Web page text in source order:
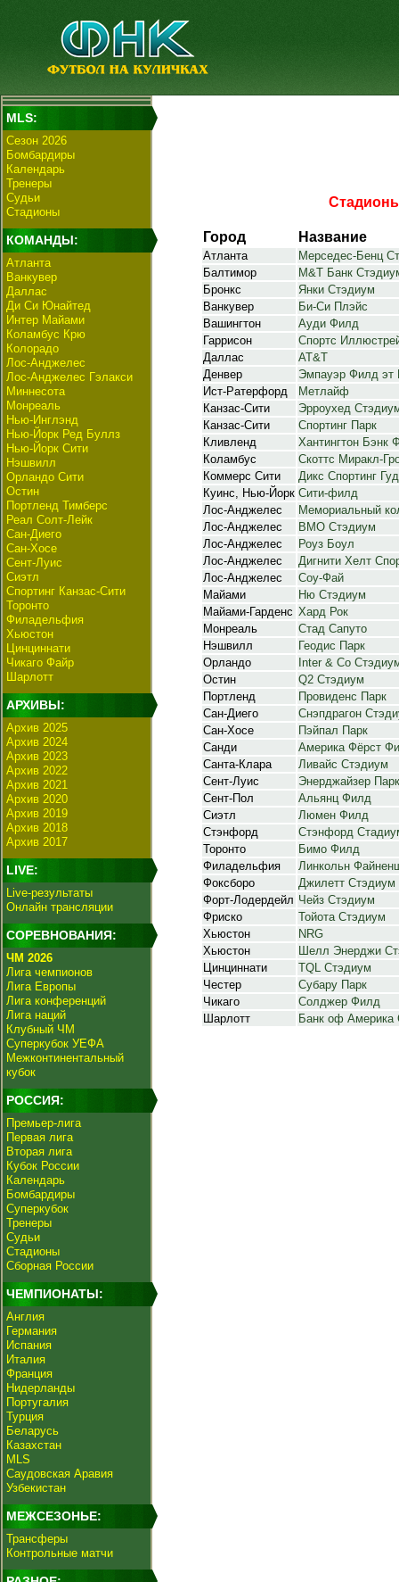
MLS:
Сезон 2026
Бомбардиры
Календарь
Тренеры
Судьи
Стадионы
КОМАНДЫ:
Атланта
Ванкувер
Даллас
Ди Си Юнайтед
Интер Майами
Коламбус Крю
Колорадо
Лос-Анджелес
Лос-Анджелес Гэлакси
Миннесота
Монреаль
Нью-Инглэнд
Нью-Йорк Ред Буллз
Нью-Йорк Сити
Нэшвилл
Орландо Сити
Остин
Портленд Тимберс
Реал Солт-Лейк
Сан-Диего
Сан-Хосе
Сент-Луис
Сиэтл
Спортинг Канзас-Сити
Торонто
Филадельфия
Хьюстон
Цинциннати
Чикаго Файр
Шарлотт
АРХИВЫ:
Архив 2025
Архив 2024
Архив 2023
Архив 2022
Архив 2021
Архив 2020
Архив 2019
Архив 2018
Архив 2017
LIVE:
Live-результаты
Онлайн трансляции
СОРЕВНОВАНИЯ:
ЧМ 2026
Лига чемпионов
Лига Европы
Лига конференций
Лига наций
Клубный ЧМ
Суперкубок УЕФА
Межконтинентальный
кубок
РОССИЯ:
Премьер-лига
Первая лига
Вторая лига
Кубок России
Календарь
Бомбардиры
Суперкубок
Тренеры
Судьи
Стадионы
Сборная России
ЧЕМПИОНАТЫ:
Англия
Германия
Испания
Италия
Франция
Нидерланды
Португалия
Турция
Беларусь
Казахстан
MLS
Саудовская Аравия
Узбекистан
МЕЖСЕЗОНЬЕ:
Трансферы
Контрольные матчи
Город Название
Атланта
Мерседес-Бенц
Балтимор
M&T Банк
Бронкс
Янки Стэдиум
Ванкувер
Би-Си Плэйс
Вашингтон
Ауди Филд
Гаррисон
Спортс
Даллас
AT&T
Денвер
Эмпауэр Филд эт
Ист-Ратерфорд
Метлайф
Канзас-Сити
Эрроухед
Канзас-Сити
Спортинг Парк
Кливленд
Хантингтон Бэнк
Коламбус
Скоттс Миракл-
Коммерс Сити
Дикс Спортинг
Куинс, Нью-Йорк Сити-филд
Лос-Анджелес
Мемориальный
Лос-Анджелес
BMO Стэдиум
Лос-Анджелес
Роуз Боул
Лос-Анджелес
Дигнити Хелт
Лос-Анджелес
Соу-Фай
Майами
Ню Стэдиум
Майами-Гарденс Хард Рок
Монреаль
Стад Сапуто
Нэшвилл
Геодис Парк
Орландо
Inter & Co
Остин
Q2 Стэдиум
Портленд
Провиденс Парк
Сан-Диего
Снэпдрагон
Сан-Хосе
Пэйпал Парк
Санди
Америка Фёрст
Санта-Клара
Ливайс Стэдиум
Сент-Луис
Энерджайзер Парк
Сент-Пол
Альянц Филд
Сиэтл
Люмен Филд
Стэнфорд
Стэнфорд
Торонто
Бимо Филд
Филадельфия
Линкольн
Фоксборо
Джилетт Стэдиум
Форт-Лодердейл Чейз Стэдиум
Фриско
Тойота Стэдиум
Хьюстон
NRG
Хьюстон
Шелл Энерджи
Цинциннати
TQL Стэдиум
Честер
Субару Парк
Чикаго
Солджер Филд
Шарлотт
Банк оф Америка